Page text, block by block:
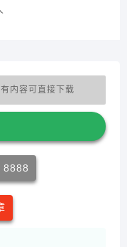
内容可直接下载
8888